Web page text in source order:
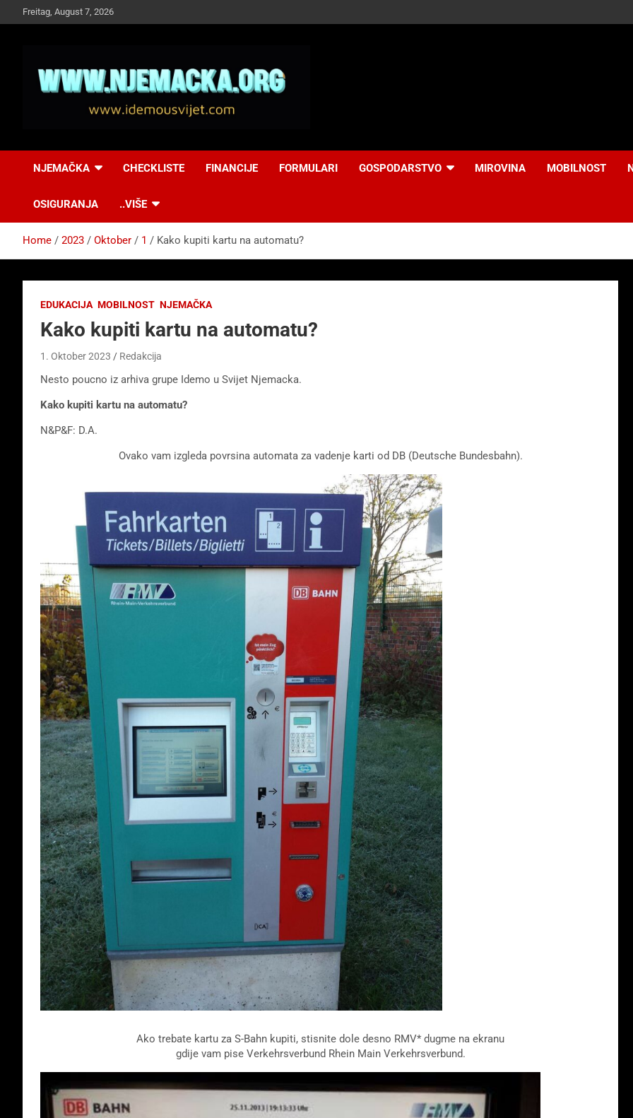
to
Freitag, August 7, 2026
Idemo u Svijet-
NJEMAČKA CHECKLISTE FINANCIJE FORMULARI GOSPODARSTVO MIROVINA MOBILNOST
OSIGURANJA ..VIŠE
Home 2023 Oktober 1 Kako kupiti kartu na automatu?
EDUKACIJA MOBILNOST NJEMAČKA
Kako kupiti kartu na automatu?
1. Oktober 2023 Redakcija
Nesto poucno iz arhiva grupe Idemo u Svijet Njemacka.
Kako kupiti kartu na automatu?
N&P&F: D.A.
Ovako vam izgleda povrsina automata za vadenje karti od DB (Deutsche Bundesbahn).
Ako trebate kartu za S-Bahn kupiti, stisnite dole desno RMV* dugme na ekranu
gdije vam pise Verkehrsverbund Rhein Main Verkehrsverbund.